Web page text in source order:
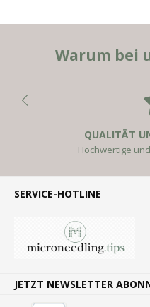
Warum bei
QUALITÄT
Hochwertige
SERVICE-HOTLINE
JETZT NEWSLETTER